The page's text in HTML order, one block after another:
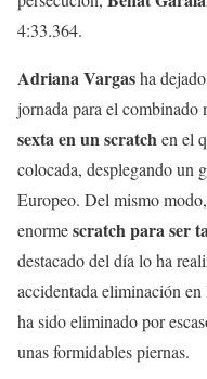
4:33.364.
Adriana Vargasha
jornada para el
sexta en un scratchen el
colocada, desplegando un
Europeo. Del mismo modo,
enormescratch para ser
destacado del día lo ha
accidentada eliminación
ha sido eliminado por
unas formidables piernas.